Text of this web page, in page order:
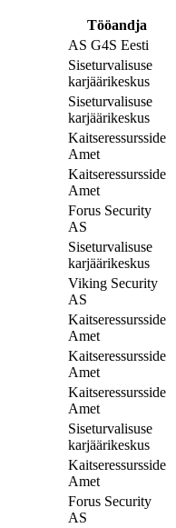
Tööandja
AS G4S Eesti
Siseturvalisuse
karjäärikeskus
Siseturvalisuse
karjäärikeskus
Kaitseressursside
Amet
Kaitseressursside
Amet
Forus Security
AS
Siseturvalisuse
karjäärikeskus
Viking Security
AS
Kaitseressursside
Amet
Kaitseressursside
Amet
Kaitseressursside
Amet
Siseturvalisuse
karjäärikeskus
Kaitseressursside
Amet
Forus Security
AS